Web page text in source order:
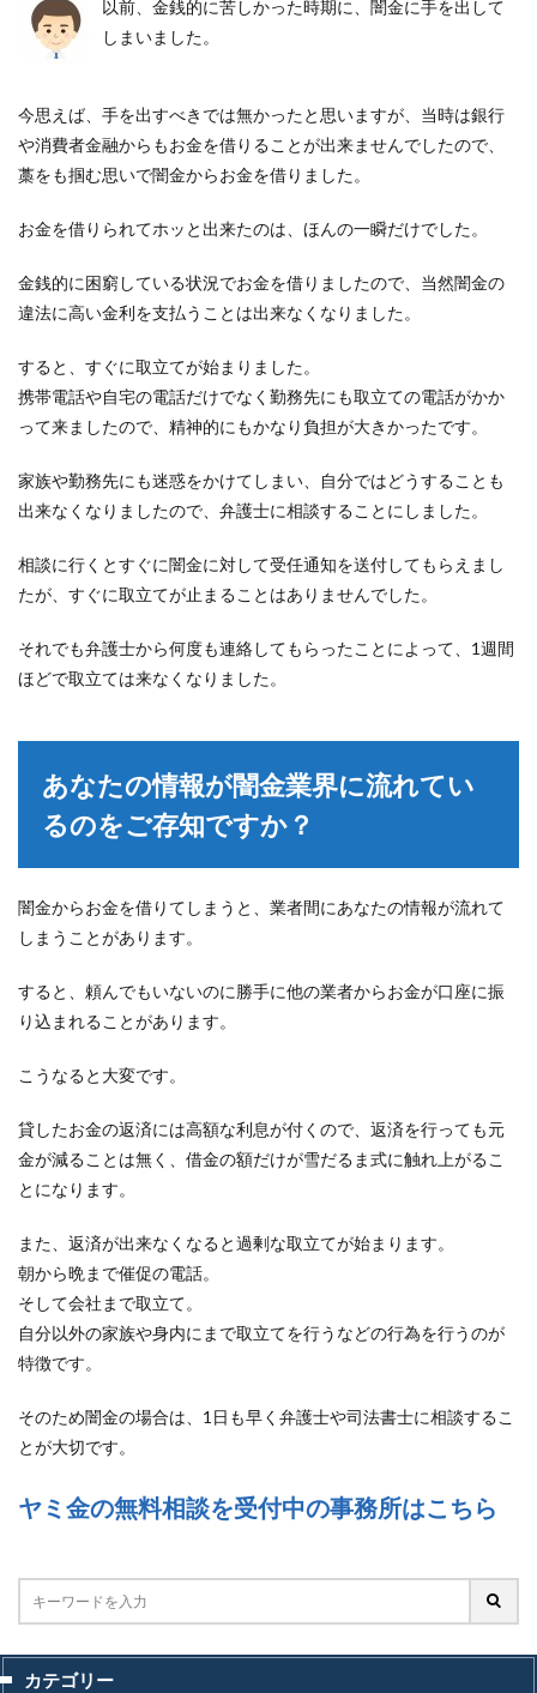
以前、金銭的に苦しかった時期に、闇金に手を出して
しまいました。
今思えば、手を出すべきでは無かったと思いますが、当時は銀行
や消費者金融からもお金を借りることが出来ませんでしたので、
藁をも掴む思いで闇金からお金を借りました。
お金を借りられてホッと出来たのは、ほんの一瞬だけでした。
金銭的に困窮している状況でお金を借りましたので、当然闇金の
違法に高い金利を支払うことは出来なくなりました。
すると、すぐに取立てが始まりました。
携帯電話や自宅の電話だけでなく勤務先にも取立ての電話がかか
って来ましたので、精神的にもかなり負担が大きかったです。
家族や勤務先にも迷惑をかけてしまい、自分ではどうすることも
出来なくなりましたので、弁護士に相談することにしました。
相談に行くとすぐに闇金に対して受任通知を送付してもらえまし
たが、すぐに取立てが止まることはありませんでした。
それでも弁護士から何度も連絡してもらったことによって、1週間
ほどで取立ては来なくなりました。
あなたの情報が闇金業界に流れてい
るのをご存知ですか？
闇金からお金を借りてしまうと、業者間にあなたの情報が流れて
しまうことがあります。
すると、頼んでもいないのに勝手に他の業者からお金が口座に振
り込まれることがあります。
こうなると大変です。
貸したお金の返済には高額な利息が付くので、返済を行っても元
金が減ることは無く、借金の額だけが雪だるま式に触れ上がるこ
とになります。
また、返済が出来なくなると過剰な取立てが始まります。
朝から晩まで催促の電話。
そして会社まで取立て。
自分以外の家族や身内にまで取立てを行うなどの行為を行うのが
特徴です。
そのため闇金の場合は、1日も早く弁護士や司法書士に相談するこ
とが大切です。
ヤミ金の無料相談を受付中の事務所はこちら
カテゴリー